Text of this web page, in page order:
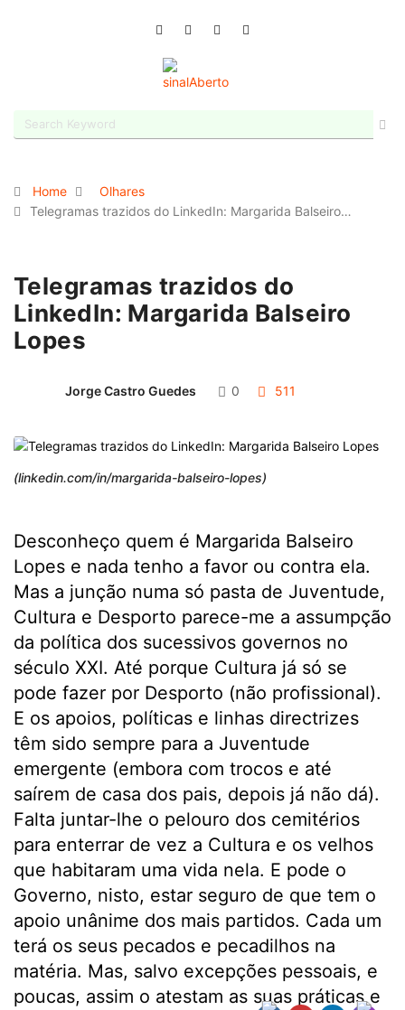
Home
Olhares
Telegramas trazidos do LinkedIn: Margarida Balseiro…
Telegramas trazidos do
LinkedIn: Margarida Balseiro
Lopes
Jorge Castro Guedes 0 511
(linkedin.com/in/margarida-balseiro-lopes)
Desconheço quem é Margarida Balseiro
Lopes e nada tenho a favor ou contra ela.
Mas a junção numa só pasta de Juventude,
Cultura e Desporto parece-me a assumpção
da política dos sucessivos governos no
século XXI. Até porque Cultura já só se
pode fazer por Desporto (não profissional).
E os apoios, políticas e linhas directrizes
têm sido sempre para a Juventude
emergente (embora com trocos e até
saírem de casa dos pais, depois já não dá).
Falta juntar-lhe o pelouro dos cemitérios
para enterrar de vez a Cultura e os velhos
que habitaram uma vida nela. E pode o
Governo, nisto, estar seguro de que tem o
apoio unânime dos mais partidos. Cada um
terá os seus pecados e pecadilhos na
matéria. Mas, salvo excepções pessoais, e
poucas, assim o atestam as suas práticas e